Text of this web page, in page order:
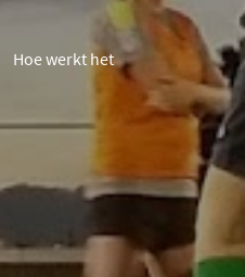
Hoe werkt het